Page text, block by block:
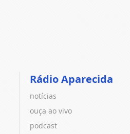
Rádio Aparecida
notícias
ouça ao vivo
podcast